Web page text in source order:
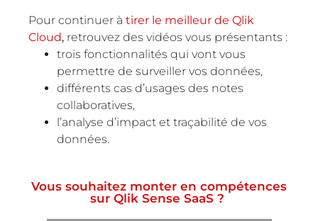
Pour continuer à tirer le meilleur de Qlik
Cloud, retrouvez des vidéos vous présentants :
trois fonctionnalités qui vont vous
permettre de surveiller vos données,
différents cas d’usages des notes
collaboratives,
l’analyse d’impact et traçabilité de vos
données.
Vous souhaitez monter en compétences
sur Qlik Sense SaaS ?